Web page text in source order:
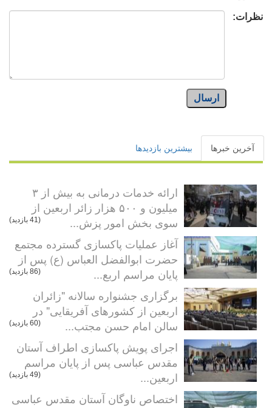
نظرات:
ارسال
آخرین خبرها بیشترین بازدیدها
ارائه خدمات درمانی به بیش از ۳
میلیون و ۵۰۰ هزار زائر اربعین از
سوی بخش امور پزش...
(41 بازدید)
آغاز عملیات پاکسازی گسترده مجتمع
حضرت ابوالفضل العباس (ع) پس از
پایان مراسم اربع...
(86 بازدید)
برگزاری جشنواره سالانه "زائران
اربعین از کشورهای آفریقایی" در
سالن امام حسن مجتب...
(60 بازدید)
اجرای پویش پاکسازی اطراف آستان
مقدس عباسی پس از پایان مراسم
اربعین...
(49 بازدید)
اختصاص ناوگان آستان مقدس عباسی